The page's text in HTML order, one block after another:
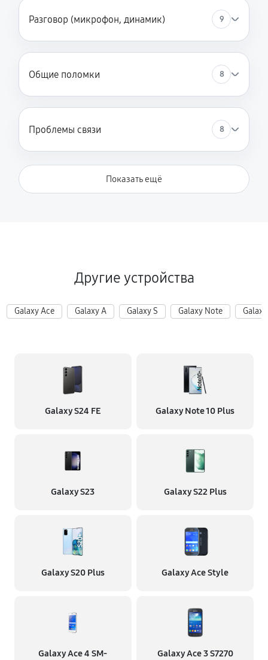
Разговор (микрофон, динамик) 9
Общие поломки 8
Проблемы связи 8
Показать ещё
Другие устройства
Galaxy Ace Galaxy A Galaxy S Galaxy Note
Galaxy S24 FE Galaxy Note 10 Plus
Galaxy S23 Galaxy S22 Plus
Galaxy S20 Plus Galaxy Ace Style
Galaxy Ace 4 SM-
Galaxy Ace 3 S7270